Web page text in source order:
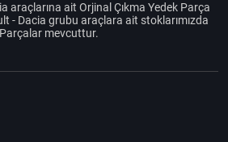
araçlarına ait Orjinal Çıkma Yedek Parça
- Dacia grubu araçlara ait stoklarımızda
mevcuttur.